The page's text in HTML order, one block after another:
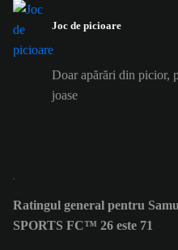
Joc de picioare
Doar apărări din picior,
joase
Ratingul general pentru
SPORTS FC™ 26 este 71